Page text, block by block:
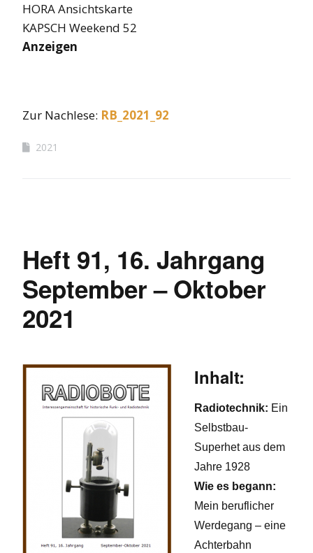
HORA Ansichtskarte
KAPSCH Weekend 52
Anzeigen
Zur Nachlese: RB _2021_92
2021
Heft 91, 16. Jahrgang
September – Oktober
2021
Inhalt:
Radiotechnik: Ein
Selbstbau-
Superhet aus dem
Jahre 1928
Wie es begann:
Mein beruflicher
Werdegang – eine
Achterbahn